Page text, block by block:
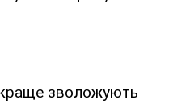
краще зволожують